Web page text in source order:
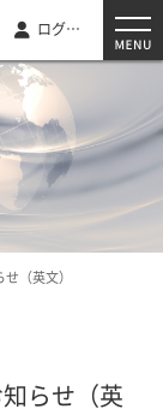
ログイン
（英文）
らせ（英